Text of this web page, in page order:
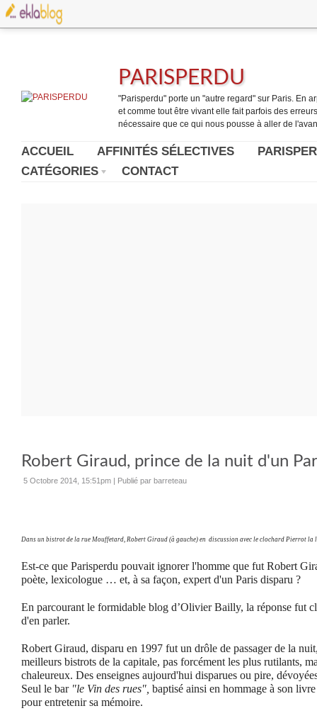
PARISPERDU
"Parisperdu" porte un "autre regard" sur Paris. En
et comme tout être vivant elle fait parfois des
nécessaire que ce qui nous pousse à aller de
ACCUEIL AFFINITÉS SÉLECTIVES
CATÉGORIES
CONTACT
Robert Giraud, prince de la nuit d'un
5 Octobre 2014, 15:51pm | Publié par barreteau
Dans un bistrot de la rue Mouffetard, Robert Giraud (à gauche) en discussion avec le clochard Pierrot la
Est-ce que Parisperdu pouvait ignorer l'homme que fut Robert
poète, lexicologue … et, à sa façon, expert d'un Paris disparu ?
En parcourant le formidable blog d’Olivier Bailly, la réponse fut
d'en parler.
Robert Giraud, disparu en 1997 fut un drôle de passager de la
meilleurs bistrots de la capitale, pas forcément les plus rutilants,
chaleureux. Des enseignes aujourd'hui disparues ou pire,
Seul le bar "le Vin des rues", baptisé ainsi en hommage à son
pour entretenir sa mémoire.